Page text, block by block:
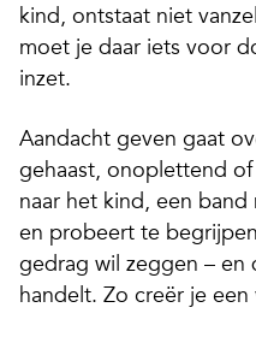
kind, ontstaat niet
moet je daar iets voor
inzet.
Aandacht geven gaat
gehaast, onoplettend
naar het kind, een
en probeert te
gedrag wil zeggen – en
handelt. Zo creër je